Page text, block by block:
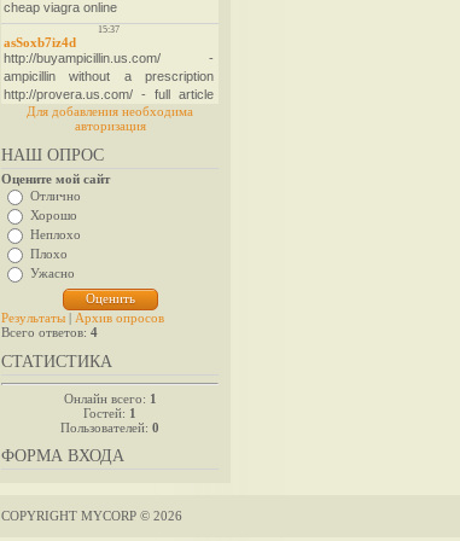
Для добавления необходима
авторизация
НАШ ОПРОС
Оцените мой сайт
Отлично
Хорошо
Неплохо
Плохо
Ужасно
Результаты | Архив опросов
Всего ответов: 4
СТАТИСТИКА
Онлайн всего: 1
Гостей: 1
Пользователей: 0
ФОРМА ВХОДА
COPYRIGHT MYCORP © 2026